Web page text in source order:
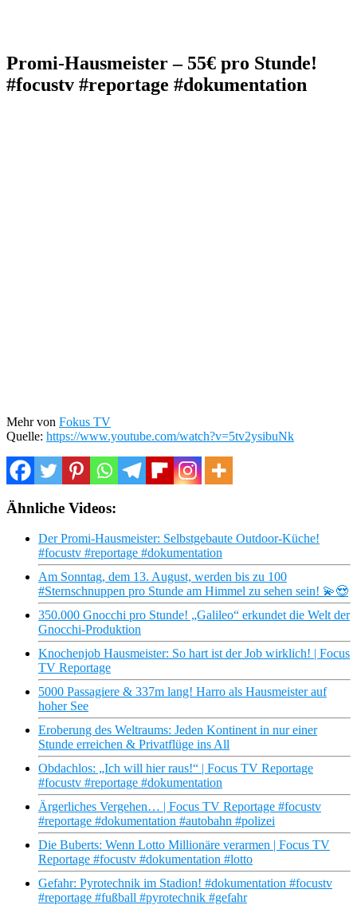
Promi-Hausmeister – 55€ pro Stunde!
#focustv #reportage #dokumentation
Mehr von Fokus TV
Quelle: https://www.youtube.com/watch?v=5tv2ysibuNk
Ähnliche Videos:
Der Promi-Hausmeister: Selbstgebaute Outdoor-Küche!
#focustv #reportage #dokumentation
Am Sonntag, dem 13. August, werden bis zu 100
#Sternschnuppen pro Stunde am Himmel zu sehen sein! 💫😍
350.000 Gnocchi pro Stunde! „Galileo“ erkundet die Welt der
Gnocchi-Produktion
Knochenjob Hausmeister: So hart ist der Job wirklich! | Focus
TV Reportage
5000 Passagiere & 337m lang! Harro als Hausmeister auf
hoher See
Eroberung des Weltraums: Jeden Kontinent in nur einer
Stunde erreichen & Privatflüge ins All
Obdachlos: „Ich will hier raus!“ | Focus TV Reportage
#focustv #reportage #dokumentation
Ärgerliches Vergehen… | Focus TV Reportage #focustv
#reportage #dokumentation #autobahn #polizei
Die Buberts: Wenn Lotto Millionäre verarmen | Focus TV
Reportage #focustv #dokumentation #lotto
Gefahr: Pyrotechnik im Stadion! #dokumentation #focustv
#reportage #fußball #pyrotechnik #gefahr